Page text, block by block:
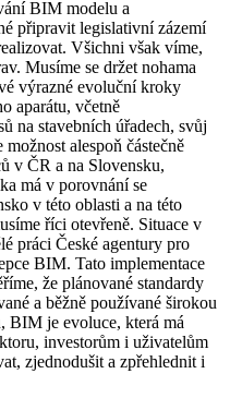
BIM modelu a
připravit legislativní zázemí
Všichni však víme,
Musíme se držet nohama
výrazné evoluční kroky
aparátu, včetně
na stavebních úřadech, svůj
alespoň částečně
v ČR a na Slovensku,
má v porovnání se
v této oblasti a na této
říci otevřeně. Situace v
práci České agentury pro
BIM. Tato implementace
že plánované standardy
a běžně používané širokou
BIM je evoluce, která má
investorům i uživatelům
zjednodušit a zpřehlednit i